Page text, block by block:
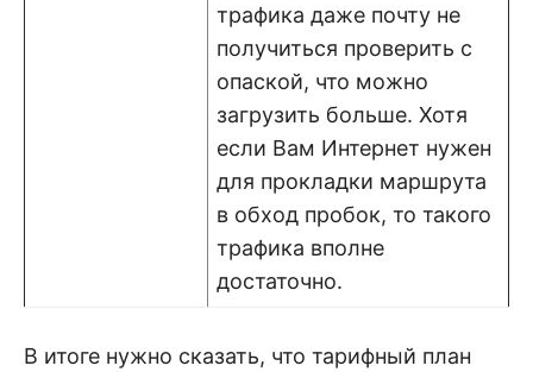
трафика даже почту не
получиться проверить с
опаской, что можно
загрузить больше. Хотя
если Вам Интернет нужен
для прокладки маршрута
в обход пробок, то такого
трафика вполне
достаточно.
В итоге нужно сказать, что тарифный план